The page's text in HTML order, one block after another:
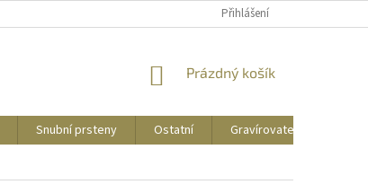
CENY DOPRAVYPřihlášení
NÁKUPNÍ
Prázdný košík
Snubní prsteny Ostatní Gravírovatelné